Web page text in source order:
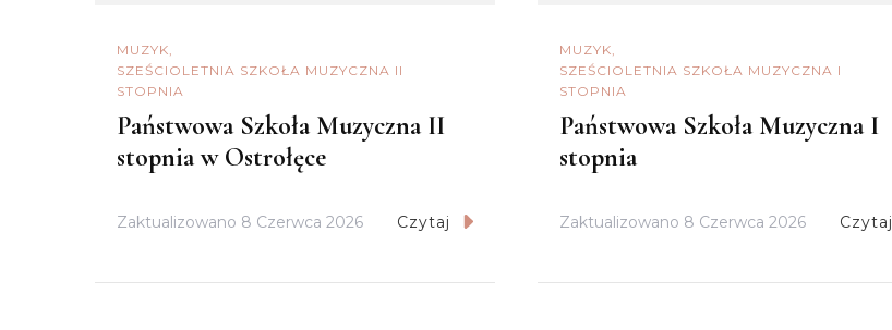
MUZYK
SZEŚCIOLETNIA SZKOŁA MUZYCZNA II
STOPNIA
Państwowa Szkoła Muzyczna II
stopnia w Ostrołęce
Zaktualizowano 8 Czerwca 2026 Czytaj
MUZYK
SZEŚCIOLETNIA SZKOŁA MUZYCZNA I
STOPNIA
Państwowa Szkoła Muzyczna I
stopnia
Zaktualizowano 8 Czerwca 2026 Czytaj